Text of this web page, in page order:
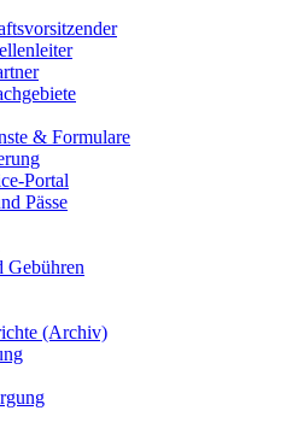
& Formulare
Portal
Pässe
Gebühren
(Archiv)